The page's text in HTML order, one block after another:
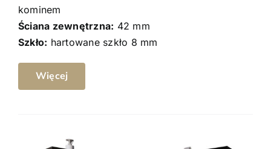
kominem
Ściana zewnętrzna: 42 mm
Szkło: hartowane szkło 8 mm
Więcej